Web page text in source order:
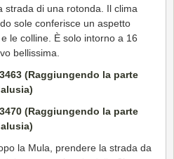
strada di una rotonda. Il clima
sole conferisce un aspetto
le colline. È solo intorno a 16
bellissima.
la Mula, prendere la strada da